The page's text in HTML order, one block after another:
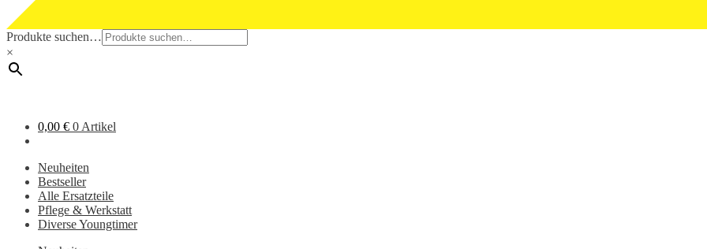
Produkte suchen…
×
0,00 € 0 Artikel
Neuheiten
Bestseller
Alle Ersatzteile
Pflege & Werkstatt
Diverse Youngtimer